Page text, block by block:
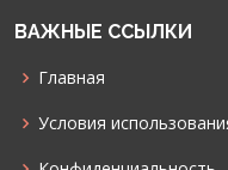
ВАЖНЫЕ ССЫЛКИ
Главная
Условия